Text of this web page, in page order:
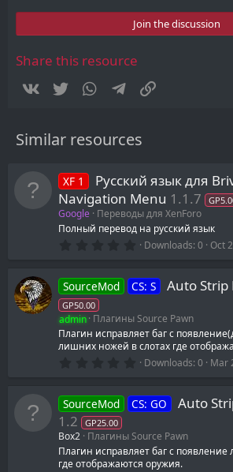
Join the discussion
Share this resource
Vkontakte
Twitter WhatsAppTelegram
Similar resources
XF 1
Русский язык для
Navigation Menu 1.1.7
Google
Переводы для XenForo
Полный перевод на русский язык
0
0
s
r
(
s
Downloads 0 Oct
SourceMod CS: S Auto Strip
GP50.00
admin Плагины Source Pawn
Плагин исправляет баг с
лишних ножей в слотах где
0
0
s
r
(
s
Downloads 0 Mar
SourceMod CS: GO
Auto
1.2
GP25.00
Box2 Плагины Source Pawn
Плагин исправляет баг с
где отображаются оружия.